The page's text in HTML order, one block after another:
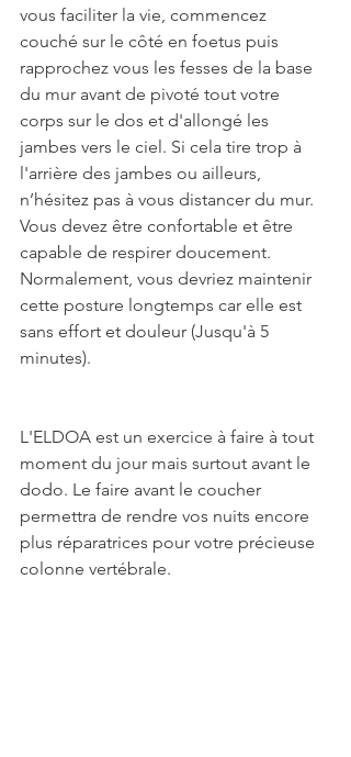
vous faciliter la vie, commencez
couché sur le côté en foetus puis
rapprochez vous les fesses de la base
du mur avant de pivoté tout votre
corps sur le dos et d'allongé les
jambes vers le ciel. Si cela tire trop à
l'arrière des jambes ou ailleurs,
n’hésitez pas à vous distancer du mur.
Vous devez être confortable et être
capable de respirer doucement.
Normalement, vous devriez maintenir
cette posture longtemps car elle est
sans effort et douleur (Jusqu'à 5
minutes).
L'ELDOA est un exercice à faire à tout
moment du jour mais surtout avant le
dodo. Le faire avant le coucher
permettra de rendre vos nuits encore
plus réparatrices pour votre précieuse
colonne vertébrale.